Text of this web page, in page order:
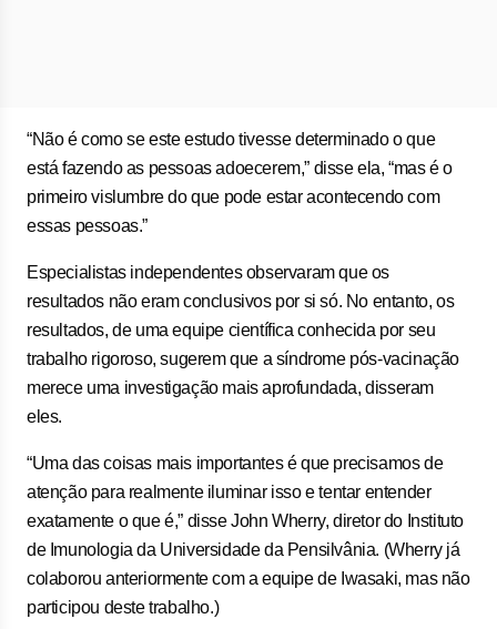
“Não é como se este estudo tivesse determinado o que
está fazendo as pessoas adoecerem,” disse ela, “mas é o
primeiro vislumbre do que pode estar acontecendo com
essas pessoas.”
Especialistas independentes observaram que os
resultados não eram conclusivos por si só. No entanto, os
resultados, de uma equipe científica conhecida por seu
trabalho rigoroso, sugerem que a síndrome pós-vacinação
merece uma investigação mais aprofundada, disseram
eles.
“Uma das coisas mais importantes é que precisamos de
atenção para realmente iluminar isso e tentar entender
exatamente o que é,” disse John Wherry, diretor do Instituto
de Imunologia da Universidade da Pensilvânia. (Wherry já
colaborou anteriormente com a equipe de Iwasaki, mas não
participou deste trabalho.)